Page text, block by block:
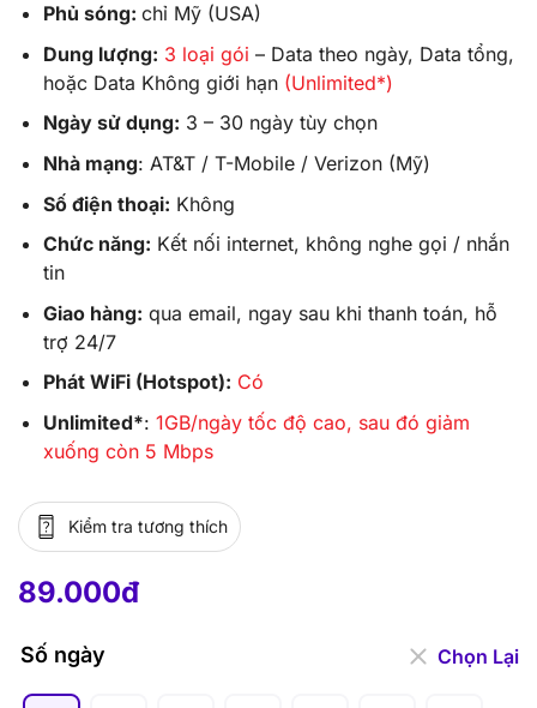
Phủ sóng: chỉ Mỹ (USA)
Dung lượng: 3 loại gói – Data theo ngày, Data tổng,
hoặc Data Không giới hạn (Unlimited*)
Ngày sử dụng: 3 – 30 ngày tùy chọn
Nhà mạng: AT&T / T-Mobile / Verizon (Mỹ)
Số điện thoại: Không
Chức năng: Kết nối internet, không nghe gọi / nhắn
tin
Giao hàng: qua email, ngay sau khi thanh toán, hỗ
trợ 24/7
Phát WiFi (Hotspot): Có
Unlimited*: 1GB/ngày tốc độ cao, sau đó giảm
xuống còn 5 Mbps
Kiểm tra tương thích
89.000đ–
Số ngày Chọn Lại
89.000đ